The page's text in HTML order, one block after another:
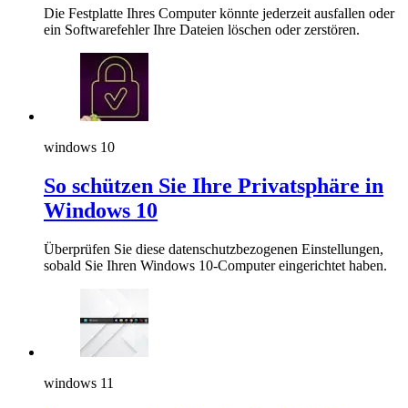
Die Festplatte Ihres Computer könnte jederzeit ausfallen oder
ein Softwarefehler Ihre Dateien löschen oder zerstören.
windows 10
So schützen Sie Ihre Privatsphäre in
Windows 10
Überprüfen Sie diese datenschutzbezogenen Einstellungen,
sobald Sie Ihren Windows 10-Computer eingerichtet haben.
windows 11